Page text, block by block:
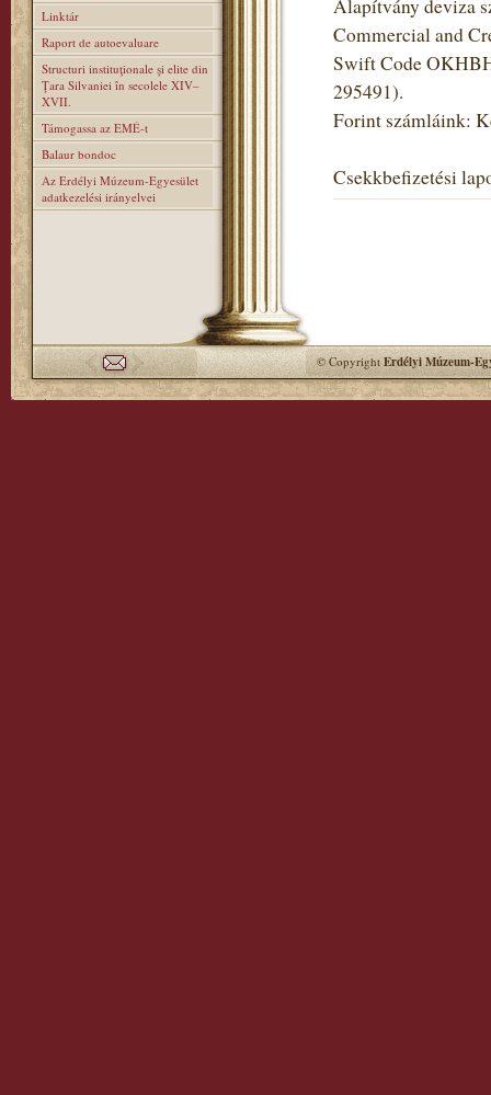
Linktár
Raport de autoevaluare
Structuri instituţionale şi elite din
Ţara Silvaniei în secolele XIV–
XVII.
Támogassa az EMÉ-t
Balaur bondoc
Az Erdélyi Múzeum-Egyesület
adatkezelési irányelvei
Alapítvány deviza
Commercial and
Swift Code
295491).
Forint számláink:
Csekkbefizetési
© CopyrightErdélyi Múzeum-